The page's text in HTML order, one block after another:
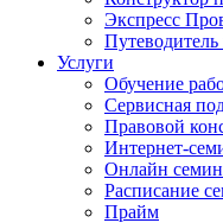
Экспресс
Путеводитель
Услуги
Обучение
Сервисная
Правовой
Интернет-
Онлайн
Расписание
Прайм